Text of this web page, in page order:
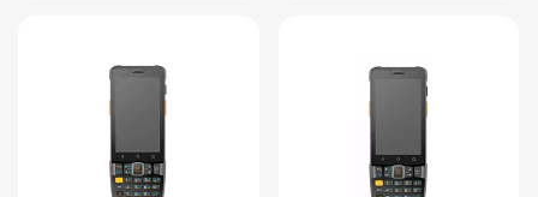
4770 / 1D / 2D /
фотокамера / Android
1D / 2D / фотокамера
/ Android 11